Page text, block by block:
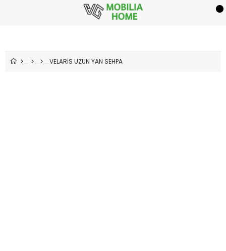
VELARİS UZUN YAN SEHPA